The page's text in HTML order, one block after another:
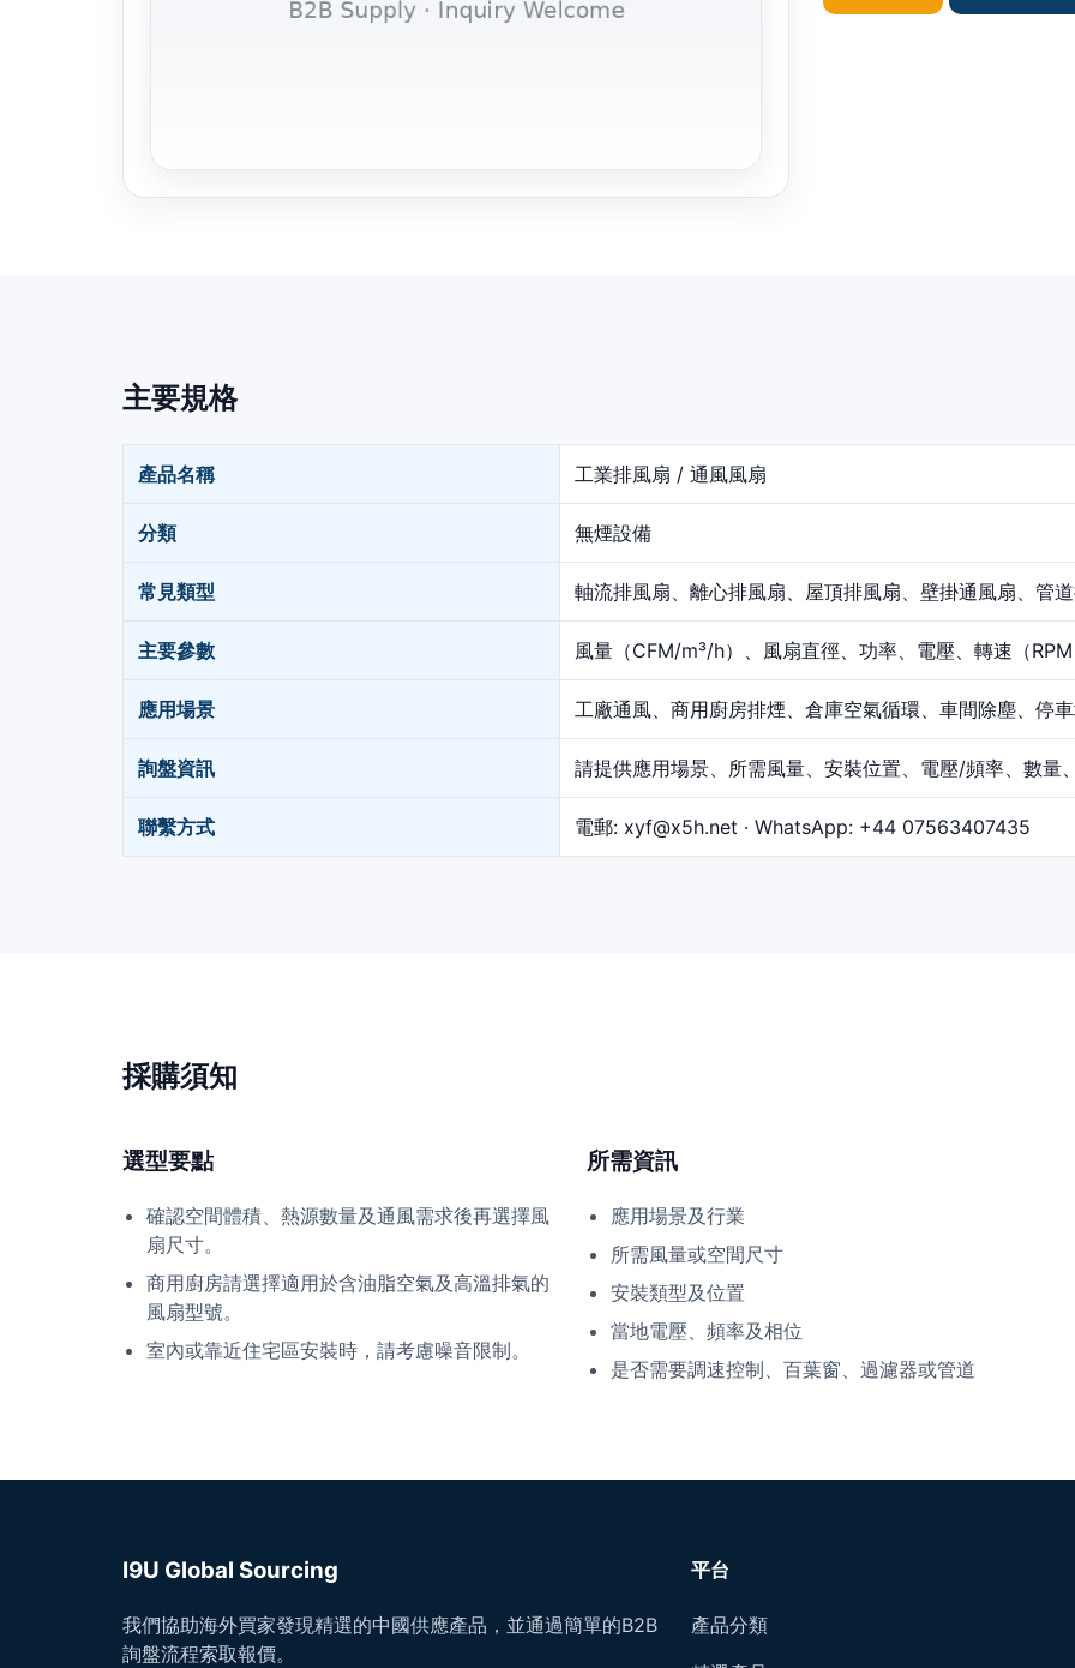
主要規格
產品名稱 工業排風扇 / 通風風扇
分類 無煙設備
常見類型 軸流排風扇、離心排風扇、屋頂排風扇、壁掛通風扇、管
主要參數 風量（CFM/m³/h）、風扇直徑、功率、電壓、轉速（
應用場景 工廠通風、商用廚房排煙、倉庫空氣循環、車間除塵、停
詢盤資訊 請提供應用場景、所需風量、安裝位置、電壓/頻率、數量
聯繫方式 電郵: xyf@x5h.net · WhatsApp: +44 07563407435
採購須知
選型要點
確認空間體積、熱源數量及通風需求後再選擇風
扇尺寸。
商用廚房請選擇適用於含油脂空氣及高溫排氣的
風扇型號。
室內或靠近住宅區安裝時，請考慮噪音限制。
所需資訊
應用場景及行業
所需風量或空間尺寸
安裝類型及位置
當地電壓、頻率及相位
是否需要調速控制、百葉窗、過濾器或管道
I9U Global Sourcing
我們協助海外買家發現精選的中國供應產品，並通過簡單的B2B
詢盤流程索取報價。
平台
產品分類